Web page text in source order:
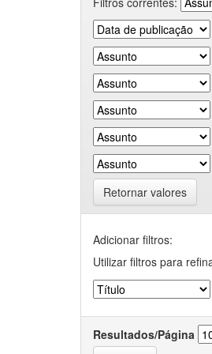
Retornar valores
Adicionar filtros:
Utilizar filtros para
Resultados/Página